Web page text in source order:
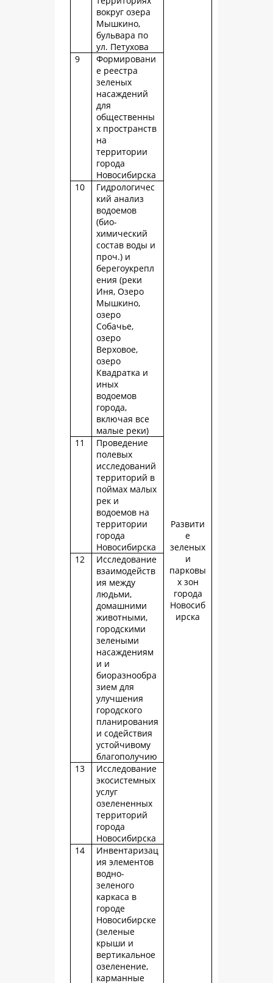
вокруг озера
Мышкино,
бульвара по
ул. Петухова
Развити
е
зеленых
и
парковы
х зон
города
Новосиб
ирска
9
Формировани
е реестра
зеленых
насаждений
для
общественны
х пространств
на
территории
города
Новосибирска
10
Гидрологичес
кий анализ
водоемов
(био-
химический
состав воды и
проч.) и
берегоукрепл
ения (реки
Иня, Озеро
Мышкино,
озеро
Собачье,
озеро
Верховое,
озеро
Квадратка и
иных
водоемов
города,
включая все
малые реки)
11
Проведение
полевых
исследований
территорий в
поймах малых
рек и
водоемов на
территории
города
Новосибирска
12
Исследование
взаимодейств
ия между
людьми,
домашними
животными,
городскими
зелеными
насаждениям
и и
биоразнообра
зием для
улучшения
городского
планирования
и содействия
устойчивому
благополучию
13
Исследование
экосистемных
услуг
озелененных
территорий
города
Новосибирска
14
Инвентаризац
ия элементов
водно-
зеленого
каркаса в
городе
Новосибирске
(зеленые
крыши и
вертикальное
озеленение,
карманные